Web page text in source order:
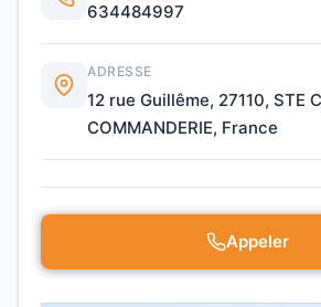
634484997
ADRESSE
12 rue Guillême, 27110, STE
COMMANDERIE, France
Appeler